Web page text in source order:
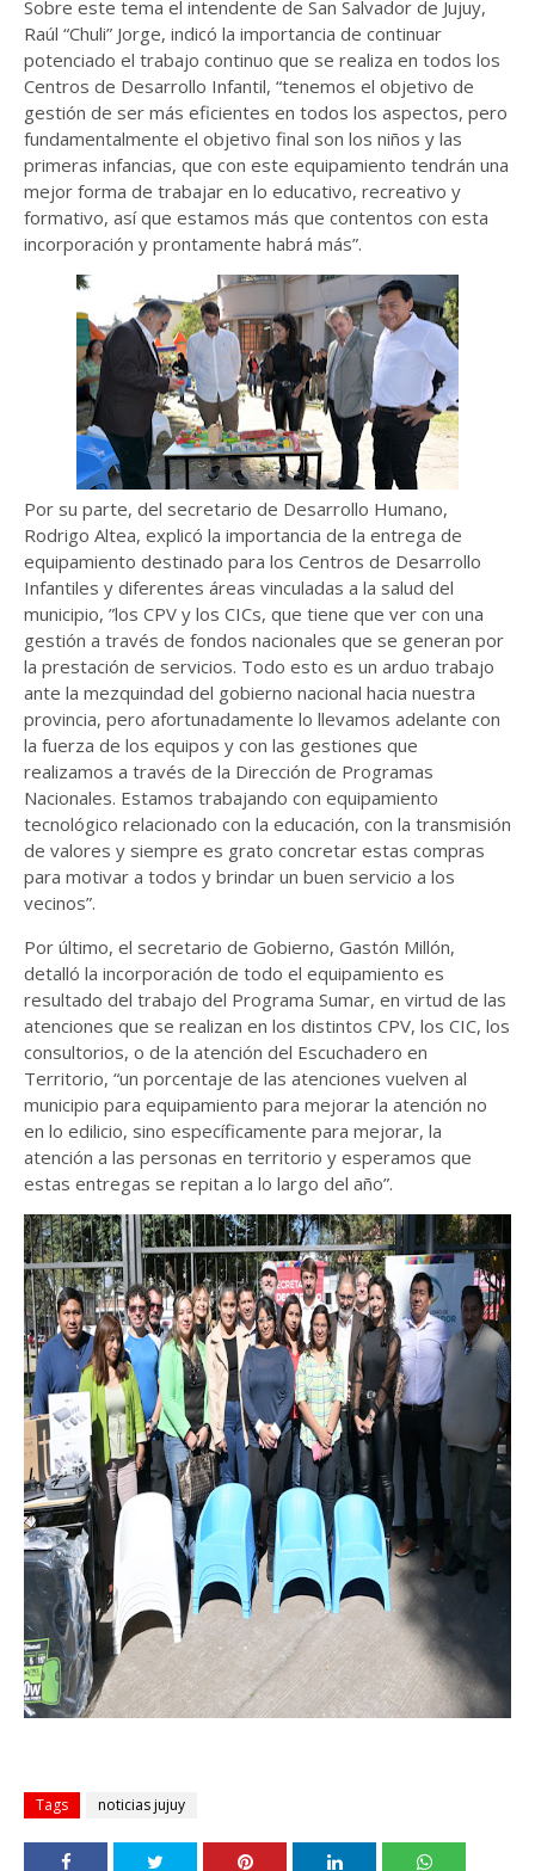
Sobre este tema el intendente de San Salvador de Jujuy,
Raúl “Chuli” Jorge, indicó la importancia de continuar
potenciado el trabajo continuo que se realiza en todos los
Centros de Desarrollo Infantil, “tenemos el objetivo de
gestión de ser más eficientes en todos los aspectos, pero
fundamentalmente el objetivo final son los niños y las
primeras infancias, que con este equipamiento tendrán una
mejor forma de trabajar en lo educativo, recreativo y
formativo, así que estamos más que contentos con esta
incorporación y prontamente habrá más”.
Por su parte, del secretario de Desarrollo Humano,
Rodrigo Altea, explicó la importancia de la entrega de
equipamiento destinado para los Centros de Desarrollo
Infantiles y diferentes áreas vinculadas a la salud del
municipio, ”los CPV y los CICs, que tiene que ver con una
gestión a través de fondos nacionales que se generan por
la prestación de servicios. Todo esto es un arduo trabajo
ante la mezquindad del gobierno nacional hacia nuestra
provincia, pero afortunadamente lo llevamos adelante con
la fuerza de los equipos y con las gestiones que
realizamos a través de la Dirección de Programas
Nacionales. Estamos trabajando con equipamiento
tecnológico relacionado con la educación, con la transmisión
de valores y siempre es grato concretar estas compras
para motivar a todos y brindar un buen servicio a los
vecinos”.
Por último, el secretario de Gobierno, Gastón Millón,
detalló la incorporación de todo el equipamiento es
resultado del trabajo del Programa Sumar, en virtud de las
atenciones que se realizan en los distintos CPV, los CIC, los
consultorios, o de la atención del Escuchadero en
Territorio, “un porcentaje de las atenciones vuelven al
municipio para equipamiento para mejorar la atención no
en lo edilicio, sino específicamente para mejorar, la
atención a las personas en territorio y esperamos que
estas entregas se repitan a lo largo del año”.
Tags noticias jujuy